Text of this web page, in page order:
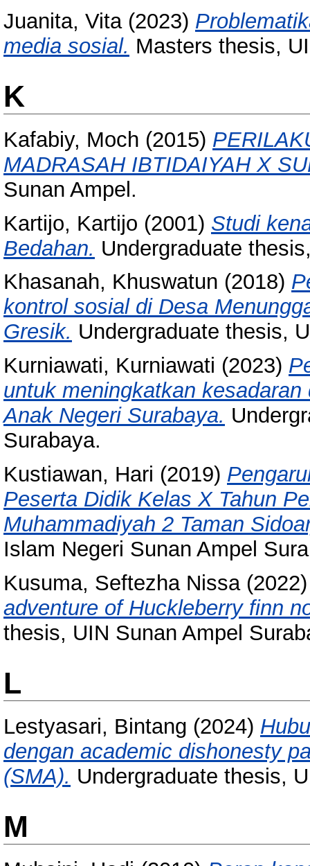
Juanita, Vita(2023)
media sosial. Masters thesis,
K
Kafabiy, Moch (2015)
MADRASAH IBTIDAIYAH X
Sunan Ampel.
Kartijo, Kartijo (2001) Studi
Bedahan. Undergraduate
Khasanah, Khuswatun (2018)
kontrol sosial di Desa
Gresik. Undergraduate thesis,
Kurniawati, Kurniawati (2023)
untuk meningkatkan
Anak Negeri Surabaya.
Surabaya.
Kustiawan, Hari (2019)
Peserta Didik Kelas X Tahun
Muhammadiyah 2 Taman
Islam Negeri Sunan Ampel
Kusuma, Seftezha Nissa
adventure of Huckleberry finn
thesis, UIN Sunan Ampel
L
Lestyasari, Bintang (2024)
dengan academic dishonesty
(SMA). Undergraduate thesis,
M